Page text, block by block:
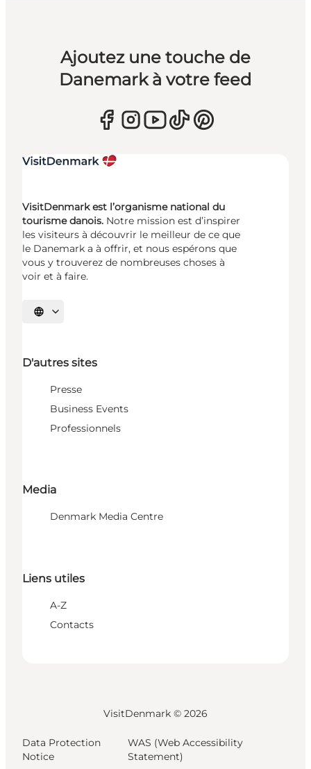
Ajoutez une touche de
Danemark à votre feed
VisitDenmark est l’organisme national du
tourisme danois. Notre mission est d’inspirer
les visiteurs à découvrir le meilleur de ce que
le Danemark a à offrir, et nous espérons que
vous y trouverez de nombreuses choses à
voir et à faire.
Choisissez la langue
D'autres sites
Presse
Business Events
Professionnels
Media
Denmark Media Centre
Liens utiles
A-Z
Contacts
VisitDenmark © 2026
Data Protection
Notice
WAS (Web Accessibility
Statement)